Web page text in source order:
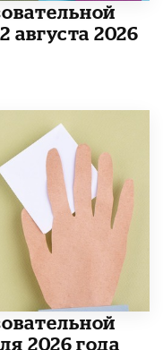
августа 2026
2026 года